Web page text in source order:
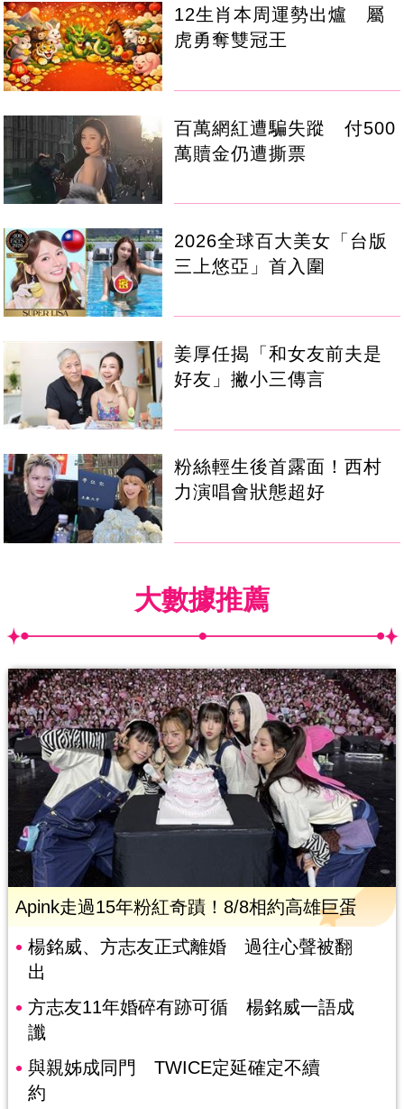
12生肖本周運勢出爐 屬
虎勇奪雙冠王
百萬網紅遭騙失蹤 付500
萬贖金仍遭撕票
2026全球百大美女「台版
三上悠亞」首入圍
姜厚任揭「和女友前夫是
好友」撇小三傳言
粉絲輕生後首露面！西村
力演唱會狀態超好
大數據推薦
Apink走過15年粉紅奇蹟！8/8相約高雄巨蛋
楊銘威、方志友正式離婚 過往心聲被翻
出
方志友11年婚碎有跡可循 楊銘威一語成
讖
與親姊成同門 TWICE定延確定不續
約